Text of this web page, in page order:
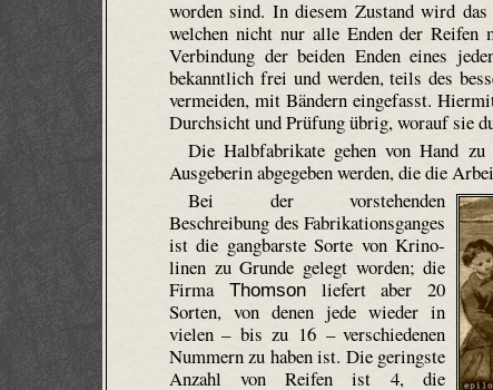
worden sind. In diesem Zustand wird das
welchen nicht nur alle Enden der Reifen
Verbindung der beiden Enden eines
bekanntlich frei und werden, teils des
vermeiden, mit Bändern eingefasst.
Durchsicht und Prüfung übrig, worauf sie
Die Halbfabrikate gehen von Hand
Ausgeberin abgegeben werden, die die
Bei der vorstehenden
Beschreibung des Fabrikationsganges
ist die gangbarste Sorte von Krino­
linen zu Grunde gelegt worden; die
Firma
Thomsonliefert aber 20
Sorten, von denen jede wieder in
vielen – bis zu 16 – verschiedenen
Nummern zu haben ist. Die geringste
Anzahl von Reifen ist 4, die